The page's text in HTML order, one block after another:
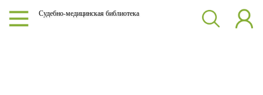
Судебно-медицинская библиотека